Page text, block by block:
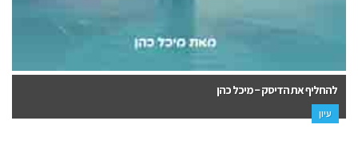
להחליף את הדיסק – מיכל כהן
עיון